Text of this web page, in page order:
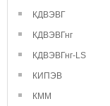
КДВЭВГ
КДВЭВГнг
КДВЭВГнг-LS
КИПЭВ
КММ